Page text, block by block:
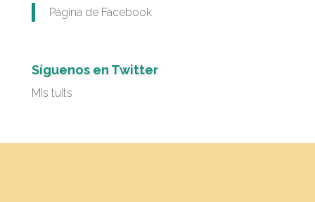
Página de Facebook
Síguenos en Twitter
Mis tuits